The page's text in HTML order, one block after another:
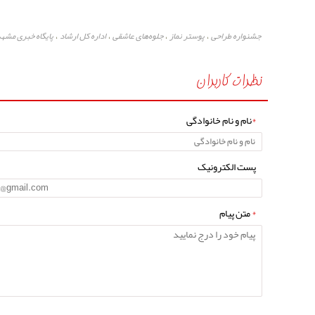
جشنواره طراحی،پوستر نماز،جلوه‌های عاشقی،اداره کل ارشاد ،پایگاه خبری
نظرات کاربران
*نام و نام خانوادگی
پست الکترونیک
*متن پیام